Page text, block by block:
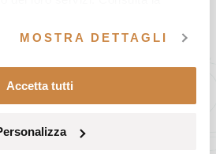
MOSTRA DETTAGLI
Accetta tutti
UN VOUCHER